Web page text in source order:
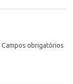
Campos obrigatórios